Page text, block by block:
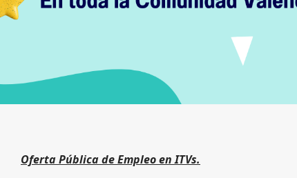
Oferta Pública de Empleo en ITVs.